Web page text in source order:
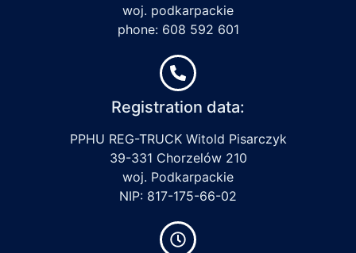
woj. podkarpackie
phone: 608 592 601
Registration data:
PPHU REG-TRUCK Witold Pisarczyk
39-331 Chorzelów 210
woj. Podkarpackie
NIP: 817-175-66-02